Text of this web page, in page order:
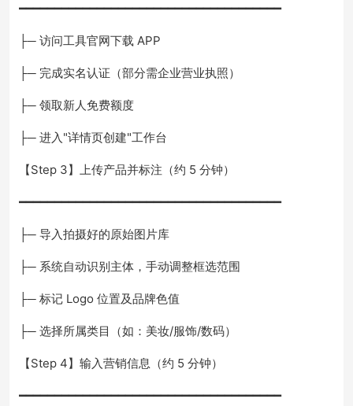
━━━━━━━━━━━━━━━━━━━━━━━━━━━━━━━━━━━━━
├─ 访问工具官网下载 APP
├─ 完成实名认证（部分需企业营业执照）
├─ 领取新人免费额度
├─ 进入"详情页创建"工作台
【Step 3】上传产品并标注（约 5 分钟）
━━━━━━━━━━━━━━━━━━━━━━━━━━━━━━━━━━━━━
├─ 导入拍摄好的原始图片库
├─ 系统自动识别主体，手动调整框选范围
├─ 标记 Logo 位置及品牌色值
├─ 选择所属类目（如：美妆/服饰/数码）
【Step 4】输入营销信息（约 5 分钟）
━━━━━━━━━━━━━━━━━━━━━━━━━━━━━━━━━━━━━